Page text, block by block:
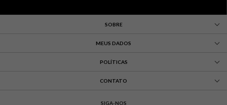
SOBRE
MEUS DADOS
POLÍTICAS
CONTATO
SIGA-NOS